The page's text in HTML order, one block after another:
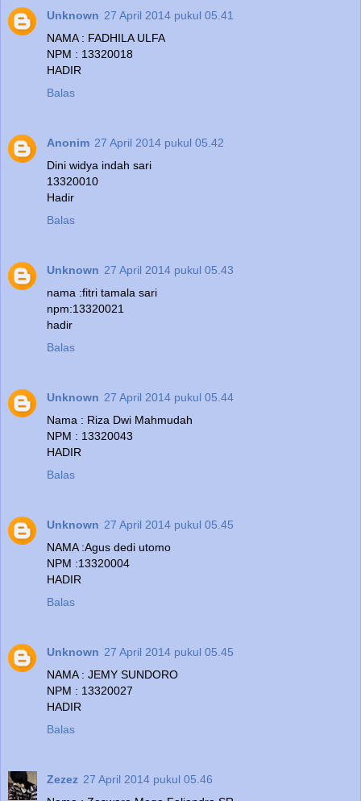
Unknown 27 April 2014 pukul 05.41
NAMA : FADHILA ULFA
NPM : 13320018
HADIR
Balas
Anonim 27 April 2014 pukul 05.42
Dini widya indah sari
13320010
Hadir
Balas
Unknown 27 April 2014 pukul 05.43
nama :fitri tamala sari
npm:13320021
hadir
Balas
Unknown 27 April 2014 pukul 05.44
Nama : Riza Dwi Mahmudah
NPM : 13320043
HADIR
Balas
Unknown 27 April 2014 pukul 05.45
NAMA :Agus dedi utomo
NPM :13320004
HADIR
Balas
Unknown 27 April 2014 pukul 05.45
NAMA : JEMY SUNDORO
NPM : 13320027
HADIR
Balas
Zezez 27 April 2014 pukul 05.46